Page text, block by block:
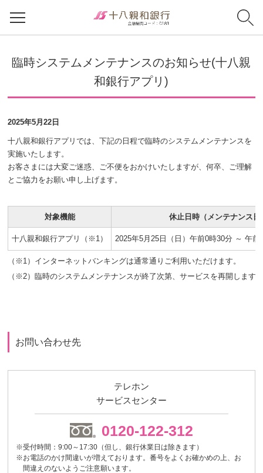
臨時システムメンテナンスのお知らせ(十八親
和銀行アプリ)
2025年5月22日
十八親和銀行アプリでは、下記の日程で臨時のシステムメンテナンスを
実施いたします。
お客さまには大変ご迷惑、ご不便をおかけいたしますが、何卒、ご理解
とご協力をお願い申し上げます。
対象機能 休止日時（メンテナンス日
十八親和銀行アプリ（※1） 2025年5月25日（日）午前0時30分 ～ 午
（※1）インターネットバンキングは通常通りご利用いただけます。
（※2）臨時のシステムメンテナンスが終了次第、サービスを再開します
お問い合わせ先
テレホン
サービスセンター
0120-122-312
※受付時間：9:00～17:30（但し、銀行休業日は除きます）
※お電話のかけ間違いが増えております。番号をよくお確かめの上、お
間違えのないようご注意願います。